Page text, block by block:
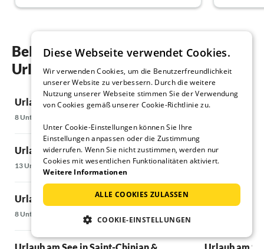
genug waren. Glücklicherweise sahen wir
und konnten den Hund schnell einfangen.
Beliebte Regionen und Orte für ihren
Urlaub am See in Béziers & Umland
Urlaub am See in Narbonne-Plage
8 Unterkünfte
Urlaub am See in Gruissan
13 Unterkünfte
Urlaub am See in Homps
8 Unterkünfte
Urlaub am
Urlaub am
6 Unterkünfte
Diese Webseite verwendet Cookies.
Wir verwenden Cookies, um die Benutzerfreundlichkeit
unserer Website zu verbessern. Durch die weitere
Nutzung unserer Webseite stimmen Sie der Verwendung
von Cookies gemäß unserer Cookie-Richtlinie zu.
Unter Cookie-Einstellungen können Sie Ihre
Einstellungen anpassen oder die Zustimmung
widerrufen. Wenn Sie nicht zustimmen, werden nur
Cookies mit wesentlichen Funktionalitäten aktiviert.
Weitere Informationen
ALLE COOKIES ZULASSEN
COOKIE-EINSTELLUNGEN